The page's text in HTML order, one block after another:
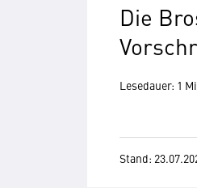
Die
Lesedauer: 1
Stand: